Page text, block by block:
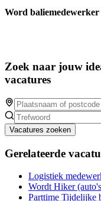
Word
Zoek naar jouw
vacatures
Vacatures zoeken
Gerelateerde
Logistiek
Wordt Hiker
Parttime Tijdelijke